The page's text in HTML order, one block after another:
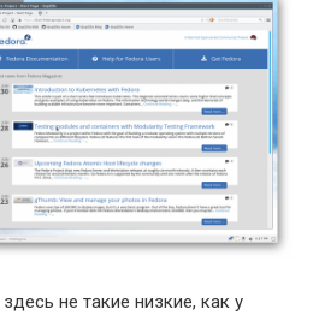
не такие низкие, как у